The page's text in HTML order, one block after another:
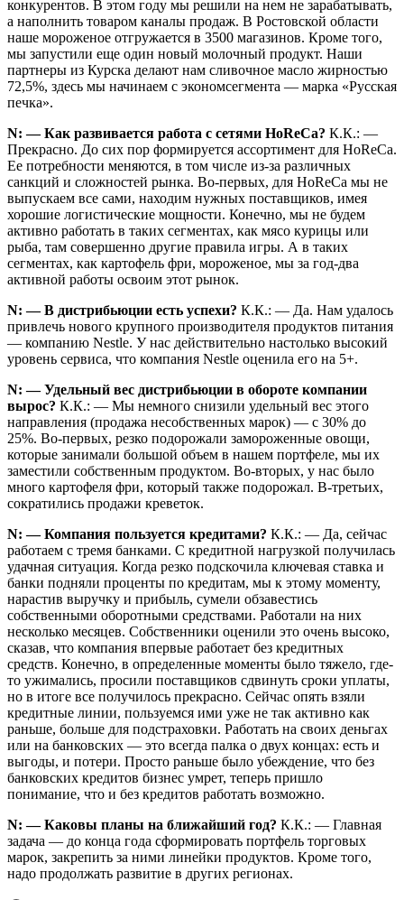
конкурентов. В этом году мы решили на нем не зарабатывать,
а наполнить товаром каналы продаж. В Ростовской области
наше мороженое отгружается в 3500 магазинов. Кроме того,
мы запустили еще один новый молочный продукт. Наши
партнеры из Курска делают нам сливочное масло жирностью
72,5%, здесь мы начинаем с экономсегмента — марка «Русская
печка».
N: — Как развивается работа с сетями Ho­ReCa? К.К.: —
Прекрасно. До сих пор формируется ассортимент для HoReCa.
Ее потребности меняются, в том числе из-за различных
санкций и сложностей рынка. Во-первых, для HoReCa мы не
выпускаем все сами, находим нужных поставщиков, имея
хорошие логистические мощности. Конечно, мы не будем
активно работать в таких сегментах, как мясо курицы или
рыба, там совершенно другие правила игры. А в таких
сегментах, как картофель фри, мороженое, мы за год-два
активной работы освоим этот рынок.
N: — В дистрибьюции есть успехи? К.К.: — Да. Нам удалось
привлечь нового крупного производителя продуктов питания
— компанию Nestle. У нас действительно настолько высокий
уровень сервиса, что компания Nestle оценила его на 5+.
N: — Удельный вес дистрибьюции в обороте компании
вырос? К.К.: — Мы немного снизили удельный вес этого
направления (продажа несобственных марок) — с 30% до
25%. Во-первых, резко подорожали замороженные овощи,
которые занимали большой объем в нашем портфеле, мы их
заместили собственным продуктом. Во-вторых, у нас было
много картофеля фри, который также подорожал. В-третьих,
сократились продажи креветок.
N: — Компания пользуется кредитами? К.К.: — Да, сейчас
работаем с тремя банками. С кредитной нагрузкой получилась
удачная ситуация. Когда резко подскочила ключевая ставка и
банки подняли проценты по кредитам, мы к этому моменту,
нарастив выручку и прибыль, сумели обзавестись
собственными оборотными средствами. Работали на них
несколько месяцев. Собственники оценили это очень высоко,
сказав, что компания впервые работает без кредитных
средств. Конечно, в определенные моменты было тяжело, где-
то ужимались, просили поставщиков сдвинуть сроки уплаты,
но в итоге все получилось прекрасно. Сейчас опять взяли
кредитные линии, пользуемся ими уже не так активно как
раньше, больше для подстраховки. Работать на своих деньгах
или на банковских — это всегда палка о двух концах: есть и
выгоды, и потери. Просто раньше было убеждение, что без
банковских кредитов бизнес умрет, теперь пришло
понимание, что и без кредитов работать возможно.
N: — Каковы планы на ближайший год? К.К.: — Главная
задача — до конца года сформировать портфель торговых
марок, закрепить за ними линейки продуктов. Кроме того,
надо продолжать развитие в других регионах.